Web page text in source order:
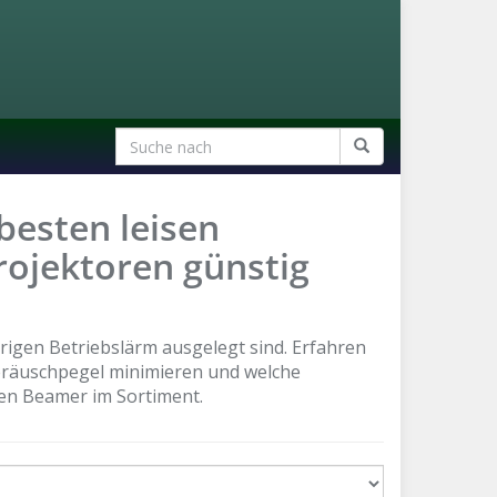
leisen
günstig
Betriebs­lärm ausgelegt sind. Erfahren
minimieren und welche
Beamer im Sortiment.